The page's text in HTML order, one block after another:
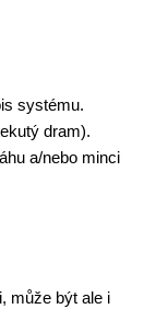
systému.
dram).
a/nebo minci
může být ale i